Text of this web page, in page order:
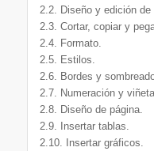
2.2. Diseño y edición de
2.3. Cortar, copiar y
2.4. Formato.
2.5. Estilos.
2.6. Bordes y
2.7. Numeración y
2.8. Diseño de página.
2.9. Insertar tablas.
2.10. Insertar gráficos.